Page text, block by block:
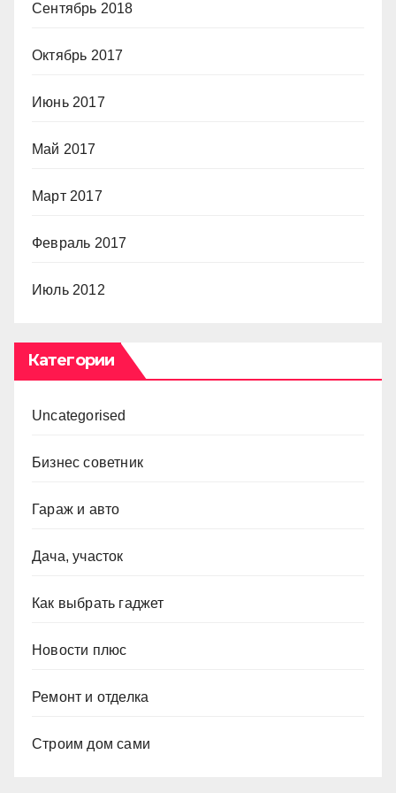
Сентябрь 2018
Октябрь 2017
Июнь 2017
Май 2017
Март 2017
Февраль 2017
Июль 2012
Категории
Uncategorised
Бизнес советник
Гараж и авто
Дача, участок
Как выбрать гаджет
Новости плюс
Ремонт и отделка
Строим дом сами